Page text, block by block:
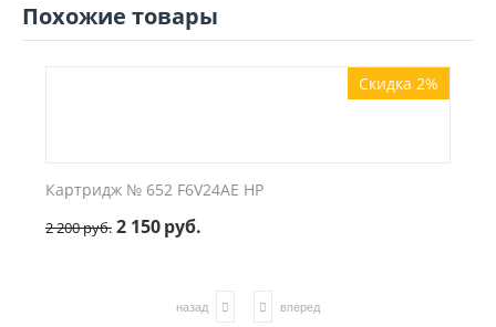
Похожие товары
Скидка 2%
Картридж № 652 F6V24AE HP
2 200руб. 2 150руб.
назад вперед